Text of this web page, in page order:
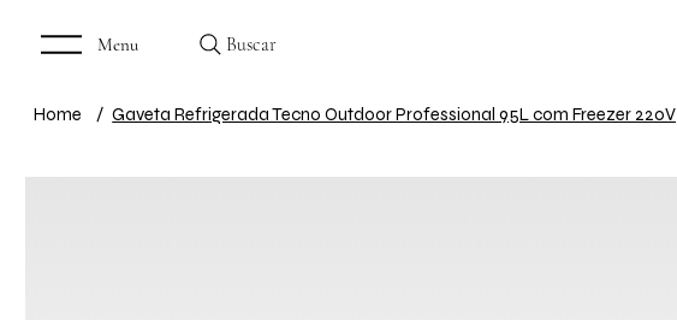
Menu Buscar
Home / Gaveta Refrigerada Tecno Outdoor Professional 95L com Freezer 220V